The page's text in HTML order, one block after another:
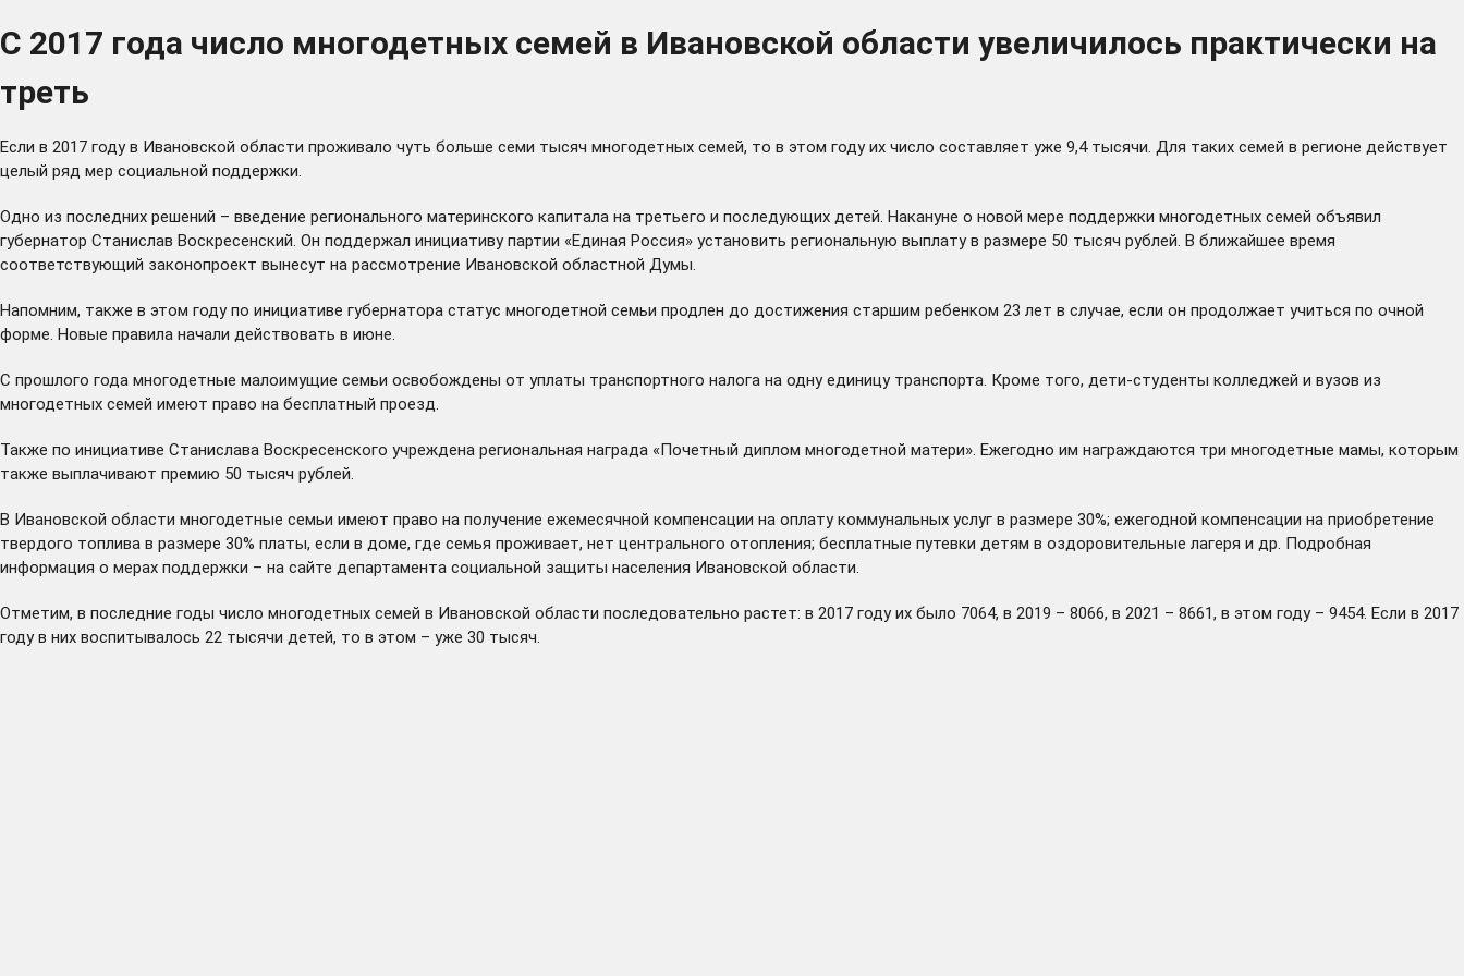
С 2017 года число многодетных семей в Ивановской области увеличилось практически на
треть
Если в 2017 году в Ивановской области проживало чуть больше семи тысяч многодетных семей, то в этом году их число составляет уже 9,4 тысячи. Для таких семей в регионе действует
целый ряд мер социальной поддержки.
Одно из последних решений – введение регионального материнского капитала на третьего и последующих детей. Накануне о новой мере поддержки многодетных семей объявил
губернатор Станислав Воскресенский. Он поддержал инициативу партии «Единая Россия» установить региональную выплату в размере 50 тысяч рублей. В ближайшее время
соответствующий законопроект вынесут на рассмотрение Ивановской областной Думы.
Напомним, также в этом году по инициативе губернатора статус многодетной семьи продлен до достижения старшим ребенком 23 лет в случае, если он продолжает учиться по очной
форме. Новые правила начали действовать в июне.
С прошлого года многодетные малоимущие семьи освобождены от уплаты транспортного налога на одну единицу транспорта. Кроме того, дети-студенты колледжей и вузов из
многодетных семей имеют право на бесплатный проезд.
Также по инициативе Станислава Воскресенского учреждена региональная награда «Почетный диплом многодетной матери». Ежегодно им награждаются три многодетные мамы, которым
также выплачивают премию 50 тысяч рублей.
В Ивановской области многодетные семьи имеют право на получение ежемесячной компенсации на оплату коммунальных услуг в размере 30%; ежегодной компенсации на приобретение
твердого топлива в размере 30% платы, если в доме, где семья проживает, нет центрального отопления; бесплатные путевки детям в оздоровительные лагеря и др. Подробная
информация о мерах поддержки – на сайте департамента социальной защиты населения Ивановской области.
Отметим, в последние годы число многодетных семей в Ивановской области последовательно растет: в 2017 году их было 7064, в 2019 – 8066, в 2021 – 8661, в этом году – 9454. Если в 2017
году в них воспитывалось 22 тысячи детей, то в этом – уже 30 тысяч.